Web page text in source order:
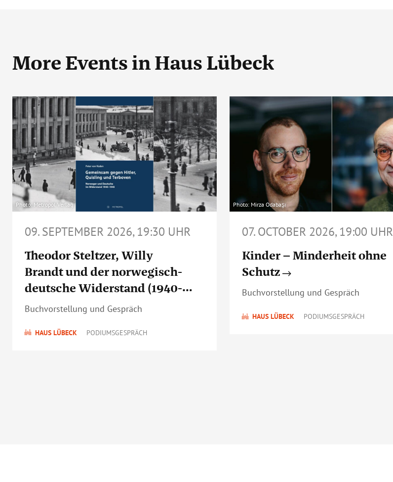
More Events in Haus Lübeck
Photo: Metropol Verlag
09. SEPTEMBER 2026, 19:30 UHR
Theodor Steltzer, Willy
Brandt und der norwegisch-
deutsche Widerstand (1940-
1945)
Buchvorstellung und Gespräch
HAUS LÜBECK PODIUMSGESPRÄCH
Photo: Mirza Odabaşı
07. OCTOBER 2026, 19:00 UHR
Kinder – Minderheit ohne
Schutz
Buchvorstellung und Gespräch
HAUS LÜBECK PODIUMSGESPRÄCH